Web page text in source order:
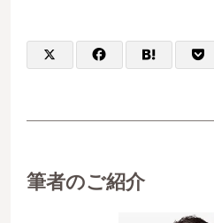
筆者のご紹介